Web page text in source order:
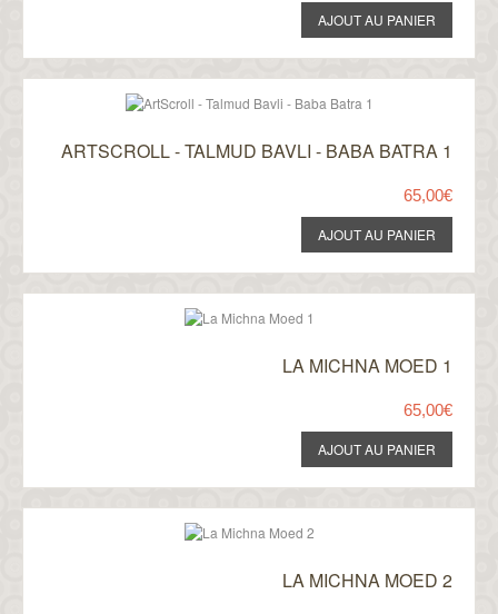
ARTSCROLL - TALMUD BAVLI - BABA BATRA 1
65,00€
LA MICHNA MOED 1
65,00€
LA MICHNA MOED 2